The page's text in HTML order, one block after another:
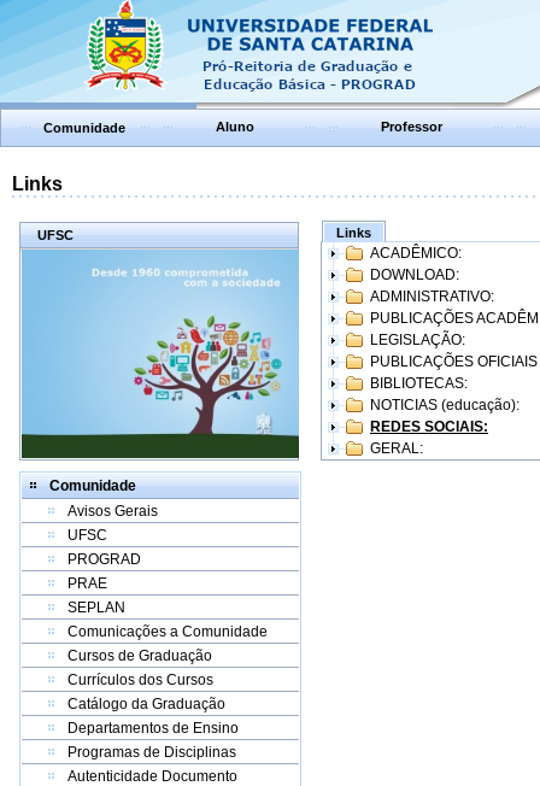
Comunidade Aluno Professor
Links
UFSC
Comunidade
Avisos Gerais
UFSC
PROGRAD
PRAE
SEPLAN
Comunicações a Comunidade
Cursos de Graduação
Currículos dos Cursos
Catálogo da Graduação
Departamentos de Ensino
Programas de Disciplinas
Autenticidade Documento
Links
ACADÊMICO:
DOWNLOAD:
ADMINISTRATIVO:
PUBLICAÇÕES
LEGISLAÇÃO:
PUBLICAÇÕES
BIBLIOTECAS:
NOTICIAS (educação):
REDES SOCIAIS:
GERAL: